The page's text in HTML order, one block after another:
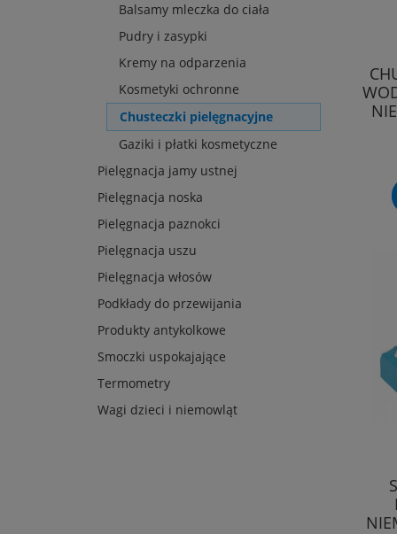
Balsamy mleczka do ciała
Pudry i zasypki
Kremy na odparzenia
Kosmetyki ochronne
Chusteczki pielęgnacyjne
Gaziki i płatki kosmetyczne
Pielęgnacja jamy ustnej
Pielęgnacja noska
Pielęgnacja paznokci
Pielęgnacja uszu
Pielęgnacja włosów
Podkłady do przewijania
Produkty antykolkowe
Smoczki uspokajające
Termometry
Wagi dzieci i niemowląt